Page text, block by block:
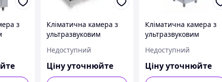
з
Кліматична камера з
ультразвуковим
Aparatura KK 400
TOP+INOX/G
Недоступний
Ціну уточнюйте
Кліматична камера з
ультразвуковим
Aparatura KK 500
TOP+INOX/G
Недоступний
Ціну уточнюйте